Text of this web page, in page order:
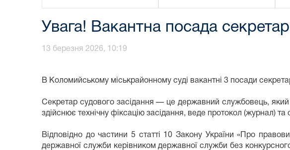
Увага! Вакантна посада
13 березня 2026, 10:19
В Коломийському міськрайонному суді вакантні 3 посади
Секретар судового засідання — це державний службовець, який
здійснює технічну фіксацію засідання, веде протокол (журнал)
Відповідно до частини 5 статті 10 Закону України «Про
державної служби керівником державної служби без